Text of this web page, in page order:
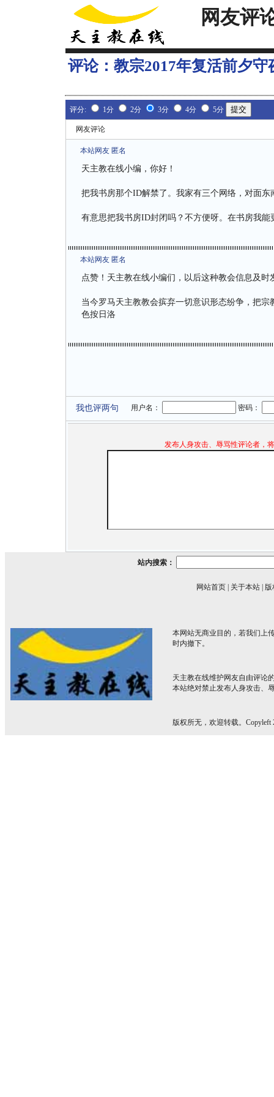
网友评
评论： 教宗2017年复活前夕
评分: 1分 2分 3分 4分 5分
网友评论
本站网友 匿名
天主教在线小编，你好！
把我书房那个ID解禁了。我家有三个网络，对面
有意思把我书房ID封闭吗？不方便呀。在书房我
本站网友 匿名
点赞！天主教在线小编们，以后这种教会信息及
当今罗马天主教教会摈弃一切意识形态纷争，把
色按日洛
我也评两句 用户名： 密码：
发布人身攻击、辱骂性评论者，
站内搜索：
网站首页 关于本站 版
本网站无商业目的，若我们上
时内撤下。
天主教在线维护网友自由评论
本站绝对禁止发布人身攻击、
版权所无，欢迎转载。